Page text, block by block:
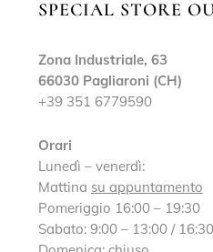
SPECIAL STORE
Zona Industriale, 63
66030 Pagliaroni (CH)
+39 351 6779590
Orari
Lunedì – venerdì:
Mattina su appuntamento
Pomeriggio 16:00 – 19:30
Sabato: 9:00 – 13:00 /